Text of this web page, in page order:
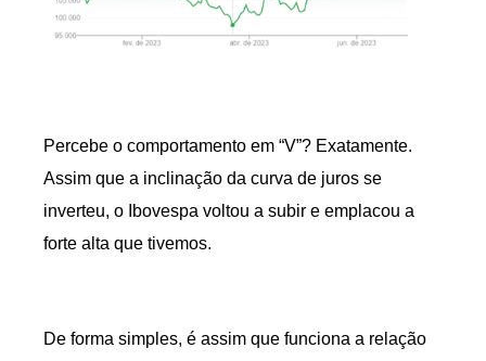
Percebe o comportamento em “V”? Exatamente.
Assim que a inclinação da curva de juros se
inverteu, o Ibovespa voltou a subir e emplacou a
forte alta que tivemos.
De forma simples, é assim que funciona a relação